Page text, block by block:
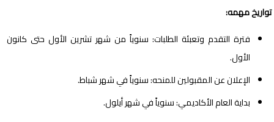
تواريخ مهمه:
فترة التقدم وتعبئة الطلبات: سنوياً من شهر تشرين الأول حتى كانون
الأول.
الإعلان عن المقبولين للمنحه: سنوياً في شهر شباط.
بداية العام الأكاديمي: سنوياً في شهر أيلول.